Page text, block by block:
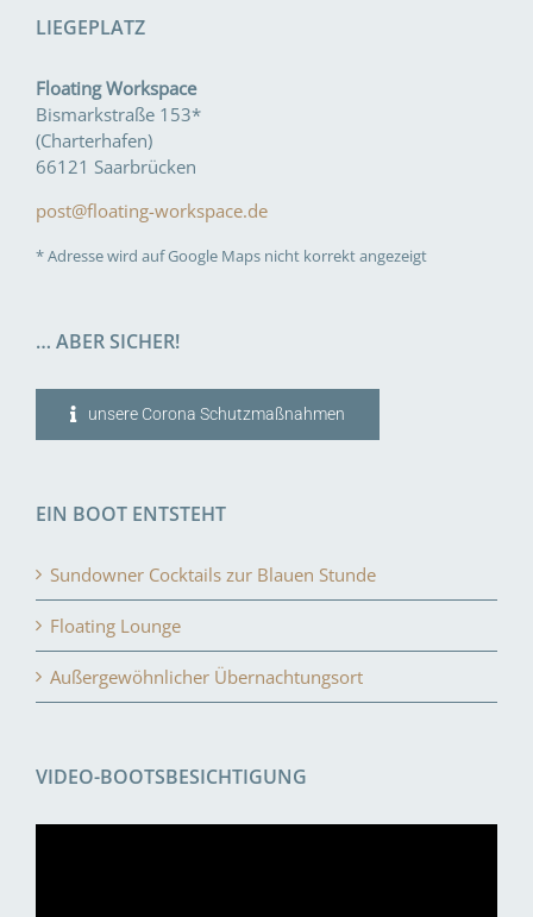
LIEGEPLATZ
Floating Workspace
Bismarkstraße 153*
(Charterhafen)
66121 Saarbrücken
post@floating-workspace.de
* Adresse wird auf Google Maps nicht korrekt angezeigt
… ABER SICHER!
unsere Corona Schutzmaßnahmen
EIN BOOT ENTSTEHT
Sundowner Cocktails zur Blauen Stunde
Floating Lounge
Außergewöhnlicher Übernachtungsort
VIDEO-BOOTSBESICHTIGUNG